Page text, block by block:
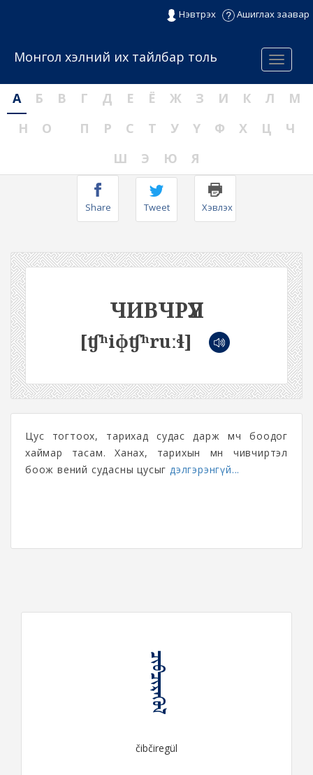
Нэвтрэх Ашиглах заавар
Menu
Монгол хэлний их тайлбар толь
А Б В Г Д Е Ё Ж З И К Л
М
Н
О П Р С Т У Ү Ф Х Ц
Ч
Ш
Э Ю Я
Share Tweet Хэвлэх
ЧИВЧРҮҮЛ
[ʧʰiɸʧʰruːɬ]
Цус тогтоох, тарихад судас дарж мөч боодог
хаймар тасам. Ханах, тарихын өмнө чивчиртэл
боож вений судасны цусыг дэлгэрэнгүй...
ᠴᠢᠪᠴᠢᠷᠡᠭᠦᠯ
čibčiregül